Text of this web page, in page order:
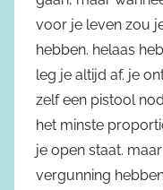
voor je leven zou
hebben. helaas
leg je altijd af. je
zelf een pistool
het minste
je open staat.
vergunning